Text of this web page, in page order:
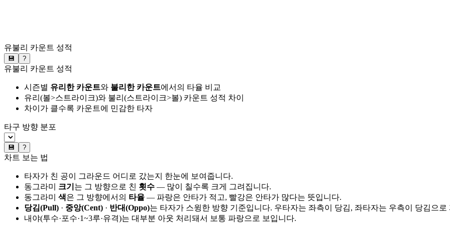
유불리 카운트 성적
💾 ?
유불리 카운트 성적
시즌별 유리한 카운트와 불리한 카운트에서의 타율 비교
유리(볼>스트라이크)와 불리(스트라이크>볼) 카운트 성적 차이
차이가 클수록 카운트에 민감한 타자
타구 방향 분포
💾 ?
차트 보는 법
타자가 친 공이 그라운드 어디로 갔는지 한눈에 보여줍니다.
동그라미 크기 는 그 방향으로 친 횟수 — 많이 칠수록 크게 그려집니다.
동그라미 색은 그 방향에서의 타율 — 파랑은 안타가 적고, 빨강은 안타가 많다는 뜻입니다.
당김(Pull) · 중앙(Cent) · 반대(Oppo)는 타자가 스윙한 방향 기준입니다. 우타자는 좌측이 당김, 좌타자는 우측이 당김으로
내야(투수·포수·1~3루·유격)는 대부분 아웃 처리돼서 보통 파랑으로 보입니다.